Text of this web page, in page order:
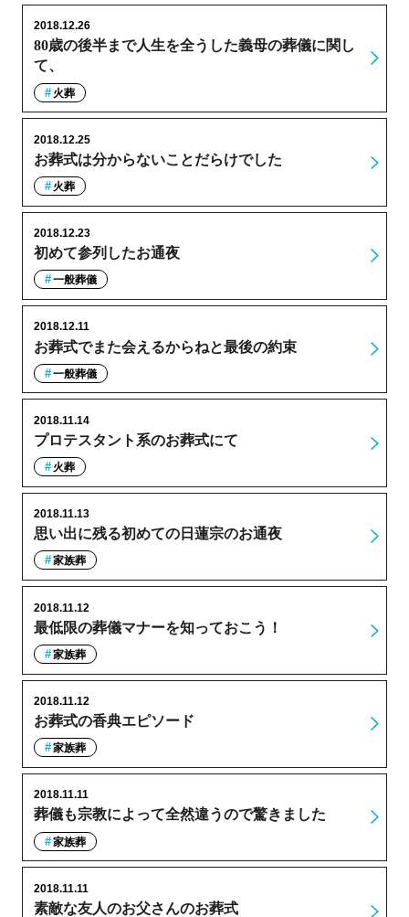
80歳の後半まで人生を全うした義母の葬儀に関し
て、
2018.12.26
火葬
お葬式は分からないことだらけでした
2018.12.25
火葬
初めて参列したお通夜
2018.12.23
一般葬儀
お葬式でまた会えるからねと最後の約束
2018.12.11
一般葬儀
プロテスタント系のお葬式にて
2018.11.14
火葬
思い出に残る初めての日蓮宗のお通夜
2018.11.13
家族葬
最低限の葬儀マナーを知っておこう！
2018.11.12
家族葬
お葬式の香典エピソード
2018.11.12
家族葬
葬儀も宗教によって全然違うので驚きました
2018.11.11
家族葬
素敵な友人のお父さんのお葬式
2018.11.11